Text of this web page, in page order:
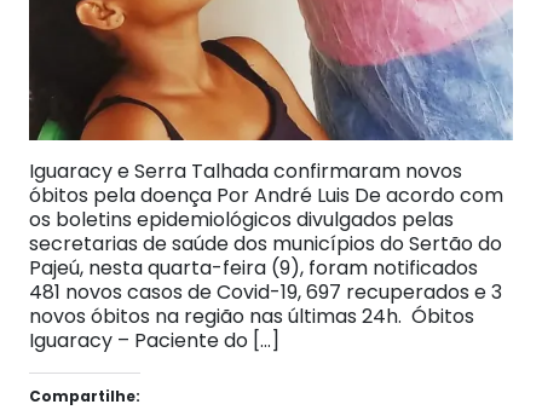
Iguaracy e Serra Talhada confirmaram novos
óbitos pela doença Por André Luis De acordo com
os boletins epidemiológicos divulgados pelas
secretarias de saúde dos municípios do Sertão do
Pajeú, nesta quarta-feira (9), foram notificados
481 novos casos de Covid-19, 697 recuperados e 3
novos óbitos na região nas últimas 24h. Óbitos
Iguaracy – Paciente do […]
Compartilhe: